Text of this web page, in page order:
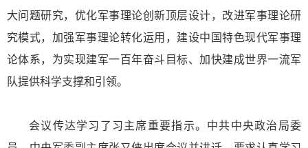
大问题研究，优化军事理论创新顶层设计，改进军事理论研
究模式，加强军事理论转化运用，建设中国特色现代军事理
论体系，为实现建军一百年奋斗目标、加快建成世界一流军
队提供科学支撑和引领。
会议传达学习了习主席重要指示。中共中央政治局委